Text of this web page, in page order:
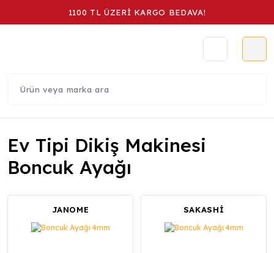
1100 TL ÜZERİ KARGO BEDAVA!
Ev Tipi Dikiş Makinesi
Boncuk Ayağı
JANOME SAKASHİ